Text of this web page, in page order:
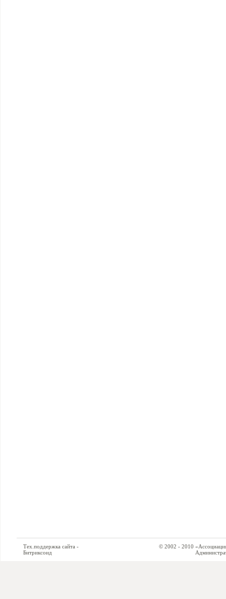
Тех.поддержка сайта -
Битриксоид
© 2002 - 2010 «Ассоциация